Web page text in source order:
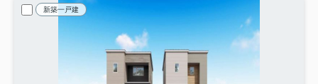
新築一戸建